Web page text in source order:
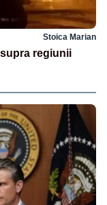
Stoica Marian
regiunii